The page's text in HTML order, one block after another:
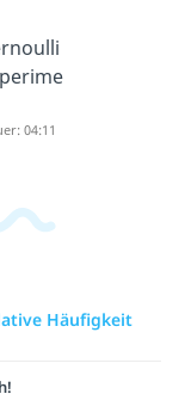
04:11
Häufigkeit